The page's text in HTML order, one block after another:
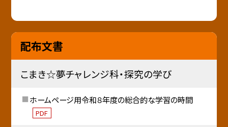
配布文書
こまき☆夢チャレンジ科・探究の学び
ホームページ用令和８年度の総合的な学習の時間
PDF